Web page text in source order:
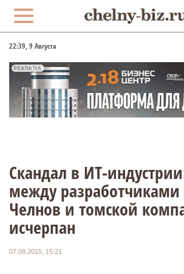
22:39, 9 Августа
РЕКЛАМА
Скандал в ИТ-
между
Челнов и томской
исчерпан
07.08.2015, 15:21